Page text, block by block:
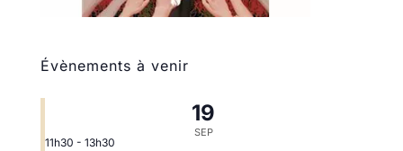
Évènements à venir
19
SEP
11h30 - 13h30